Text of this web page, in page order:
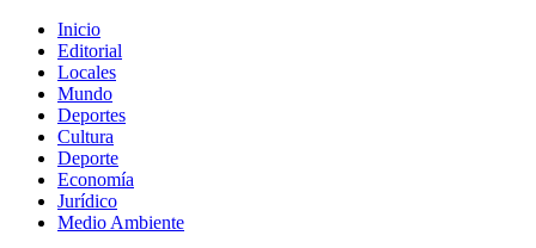
Inicio
Editorial
Locales
Mundo
Deportes
Cultura
Deporte
Economía
Jurídico
Medio Ambiente